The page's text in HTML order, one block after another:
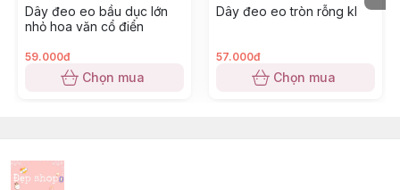
Dây đeo eo bầu dục lớn
nhỏ hoa văn cổ điển
59.000đ
Chọn mua
Dây đeo eo tròn rỗng kl
57.000đ
Chọn mua